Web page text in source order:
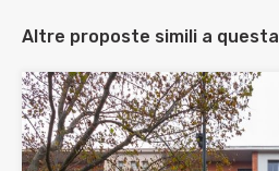
Altre proposte simili a questa